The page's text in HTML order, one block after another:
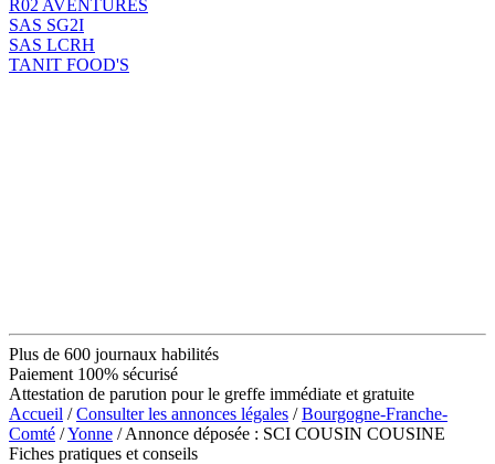
R02 AVENTURES
SAS SG2I
SAS LCRH
TANIT FOOD'S
Plus de 600 journaux habilités
Paiement 100% sécurisé
Attestation de parution pour le greffe immédiate et gratuite
Accueil /Consulter les annonces légales /Bourgogne-Franche-
Comté /Yonne / Annonce déposée : SCI COUSIN COUSINE
Fiches pratiques et conseils